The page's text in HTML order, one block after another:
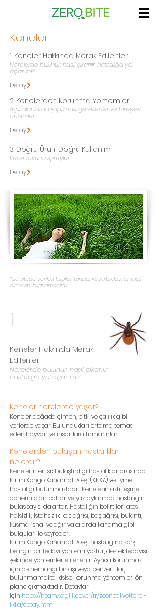
Keneler
1. Keneler Hakkında Merak Edilenler
Nerelerde bulunur, nasıl çıkarılır, hastalığa yol
açar mı?
Detay
2. Kenelerden Korunma Yöntemleri
Açık alanlarda yapılması gerekenler ve bireysel
önlemler
Detay
3. Doğru Ürün, Doğru Kullanım
Kene kovucu spreyler.
Detay
*Bu sitede verilen bilgiler tanısal veya tedavi amaçlı
olmayıp, bilgi amaçlıdır.
1
Keneler Hakkında Merak
Edilenler
Nerelerde bulunur, nasıl çıkarılır,
hastalığa yol açar mı?
Keneler nerelerde yaşar?
Keneler doğada çimen, bitki ve çalılık gibi
yerlerde yaşar. Bulundukları ortama temas
eden hayvan ve insanlara tırmanırlar.
Kenelerden bulaşan hastalıklar
nelerdir?
Kenelerin en sık bulaştırdığı hastalıklar arasında
Kırım Kongo Kanamalı Ateşi (KKKA) ve Lyme
hastalığı bulunmaktadır. Kenelerin aktifleşme
dönemi olan bahar ve yaz aylarında hastalığın
bulaş sayısı da artar. Hastalığın belirtileri ateş,
halsizlik, iştahsızlık, kas ağrısı, baş ağrısı, bulantı,
kusma, ishal ve ağır vakalarda kanama gibi
bulgular ile seyreder.
Kırım Kongo Kanamalı Ateşi hastalığına karşı
belirgin bir tedavi yöntemi yoktur, destek tedavisi
şeklinde yöntemlerle ilerlenir. Ayrıca korunmak
için de herhangi bir aşı veya benzeri ilaç
bulunmamakta, kişisel korunma yöntemleri ön
plana çıkmaktadır. Detaylar
için https://hsgm.saglik.gov.tr/tr/zoonotikvektorel-
kkka/detay.html